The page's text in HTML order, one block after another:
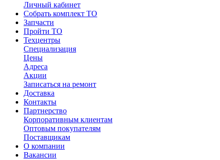
Личный кабинет
Собрать комплект ТО
Запчасти
Пройти ТО
Техцентры
Специализация
Цены
Адреса
Акции
Записаться на ремонт
Доставка
Контакты
Партнерство
Корпоративным клиентам
Оптовым покупателям
Поставщикам
О компании
Вакансии